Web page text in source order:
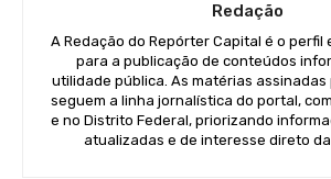
Redação
A Redação do Repórter Capital é o perfil
para a publicação de conteúdos
utilidade pública. As matérias
seguem a linha jornalística do portal,
e no Distrito Federal, priorizando
atualizadas e de interesse direto